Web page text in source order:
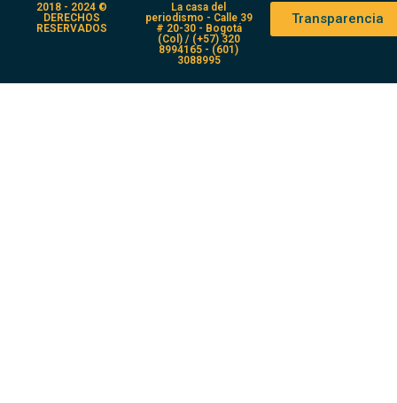
2018 - 2024 ©
DERECHOS
RESERVADOS
La casa del
periodismo - Calle 39
# 20-30 - Bogotá
(Col) / (+57) 320
8994165 - (601)
3088995
Transparencia